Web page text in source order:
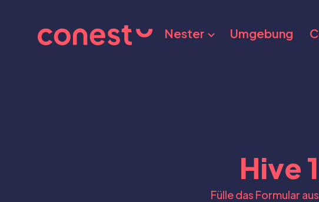
Nester Umgebung
Hive
Fülle das Formular